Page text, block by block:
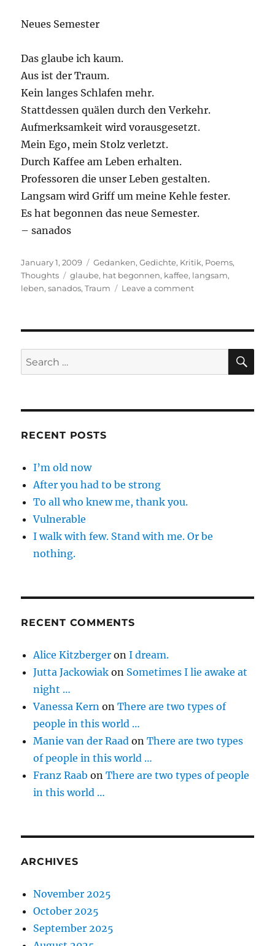
Neues Semester
Das glaube ich kaum.
Aus ist der Traum.
Kein langes Schlafen mehr.
Stattdessen quälen durch den Verkehr.
Aufmerksamkeit wird vorausgesetzt.
Mein Ego, mein Stolz verletzt.
Durch Kaffee am Leben erhalten.
Professoren die unser Leben gestalten.
Langsam wird Griff um meine Kehle fester.
Es hat begonnen das neue Semester.
– sanados
Posted
on
January 1, 2009 Categories
Gedanken,Gedichte, Kritik, Poems,
Thoughts
Tags
glaube, hat begonnen, kaffee, langsam,
leben,sanados,Traum Leave a commenton
Search
for:
RECENT POSTS
I’m old now
After you had to be strong
To all who knew me, thank you.
Vulnerable
I walk with few. Stand with me. Or be
nothing.
RECENT COMMENTS
Alice Kitzberger onI dream.
Jutta Jackowiak on Sometimes I lie awake at
night …
Vanessa Kern onThere are two types of
people in this world …
Manie van der Raad onThere are two types
of people in this world …
Franz Raab onThere are two types of people
in this world …
ARCHIVES
November 2025
October 2025
September 2025